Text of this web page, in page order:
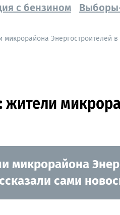
с бензином
микрорайона Энергостроителей
жители
микрорайона
сами